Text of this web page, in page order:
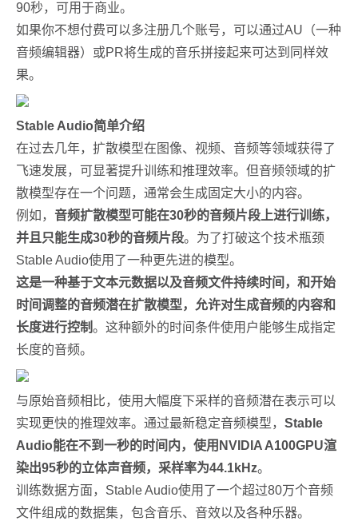
90秒，可用于商业。
如果你不想付费可以多注册几个账号，可以通过AU（一种
音频编辑器）或PR将生成的音乐拼接起来可达到同样效
果。
Stable Audio简单介绍
在过去几年，扩散模型在图像、视频、音频等领域获得了
飞速发展，可显著提升训练和推理效率。但音频领域的扩
散模型存在一个问题，通常会生成固定大小的内容。
例如， 音频扩散模型可能在30秒的音频片段上进行训练，
并且只能生成30秒的音频片段。为了打破这个技术瓶颈
Stable Audio使用了一种更先进的模型。
这是一种基于文本元数据以及音频文件持续时间，和开始
时间调整的音频潜在扩散模型，允许对生成音频的内容和
长度进行控制。这种额外的时间条件使用户能够生成指定
长度的音频。
与原始音频相比，使用大幅度下采样的音频潜在表示可以
实现更快的推理效率。通过最新稳定音频模型， Stable
Audio能在不到一秒的时间内，使用NVIDIA A100GPU渲
染出95秒的立体声音频，采样率为44.1kHz。
训练数据方面，Stable Audio使用了一个超过80万个音频
文件组成的数据集，包含音乐、音效以及各种乐器。